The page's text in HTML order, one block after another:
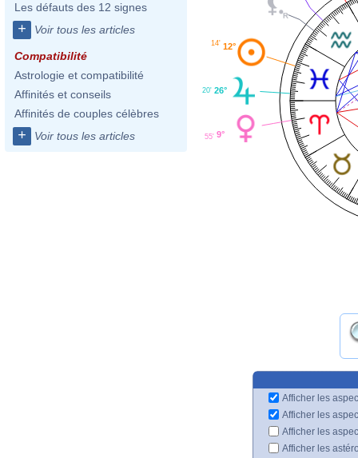
Les défauts des 12 signes
+ Voir tous les articles
Compatibilité
Astrologie et compatibilité
Affinités et conseils
Affinités de couples célèbres
+ Voir tous les articles
12°
14'
26°
20'
9°
55'
Afficher les
Afficher les
Afficher les
Afficher les